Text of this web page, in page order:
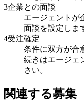
3企業との面談
エージェントが
面談を設定しま
4受注確定
条件に双方が合
続きはエージェ
さい。
関連する募集